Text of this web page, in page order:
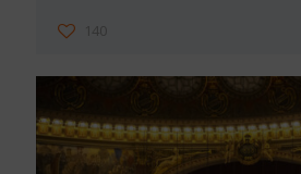
140